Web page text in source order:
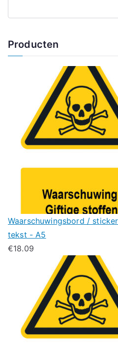
Producten
Waarschuwingsbord /
tekst - A5
€18.09